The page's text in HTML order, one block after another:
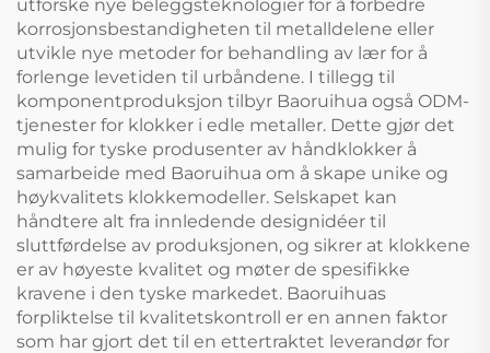
utforske nye beleggsteknologier for å forbedre
korrosjonsbestandigheten til metalldelene eller
utvikle nye metoder for behandling av lær for å
forlenge levetiden til urbåndene. I tillegg til
komponentproduksjon tilbyr Baoruihua også ODM-
tjenester for klokker i edle metaller. Dette gjør det
mulig for tyske produsenter av håndklokker å
samarbeide med Baoruihua om å skape unike og
høykvalitets klokkemodeller. Selskapet kan
håndtere alt fra innledende designidéer til
sluttførdelse av produksjonen, og sikrer at klokkene
er av høyeste kvalitet og møter de spesifikke
kravene i den tyske markedet. Baoruihuas
forpliktelse til kvalitetskontroll er en annen faktor
som har gjort det til en ettertraktet leverandør for